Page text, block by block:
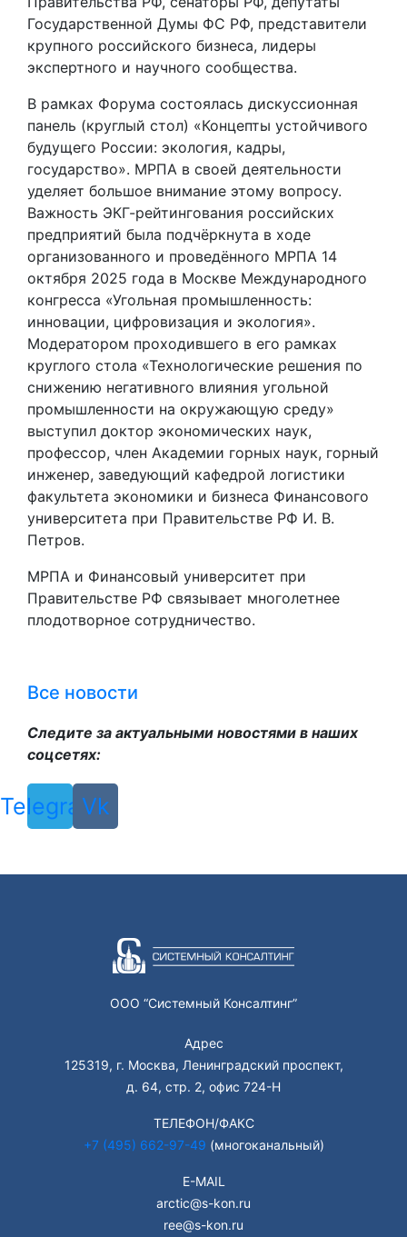
Государственной Думы ФС РФ, представители
крупного российского бизнеса, лидеры
экспертного и научного сообщества.
В рамках Форума состоялась дискуссионная
панель (круглый стол) «Концепты устойчивого
будущего России: экология, кадры,
государство». МРПА в своей деятельности
уделяет большое внимание этому вопросу.
Важность ЭКГ-рейтингования российских
предприятий была подчёркнута в ходе
организованного и проведённого МРПА 14
октября 2025 года в Москве Международного
конгресса «Угольная промышленность:
инновации, цифровизация и экология».
Модератором проходившего в его рамках
круглого стола «Технологические решения по
снижению негативного влияния угольной
промышленности на окружающую среду»
выступил доктор экономических наук,
профессор, член Академии горных наук, горный
инженер, заведующий кафедрой логистики
факультета экономики и бизнеса Финансового
университета при Правительстве РФ И. В.
Петров.
МРПА и Финансовый университет при
Правительстве РФ связывает многолетнее
плодотворное сотрудничество.
Все новости
Следите за актуальными новостями в наших
соцсетях:
Telegram
Vk
ООО “Системный Консалтинг”
Адрес
125319, г. Москва, Ленинградский проспект,
д. 64, стр. 2, офис 724-Н
ТЕЛЕФОН/ФАКС
+7 (495) 662-97-49 (многоканальный)
E-MAIL
arctic@s-kon.ru
ree@s-kon.ru